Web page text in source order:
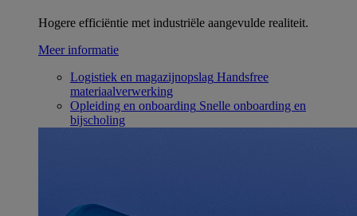
Hogere efficiëntie met industriële aangevulde realiteit.
Meer informatie
Logistiek en magazijnopslag Handsfree
materiaalverwerking
Opleiding en onboarding Snelle onboarding en
bijscholing